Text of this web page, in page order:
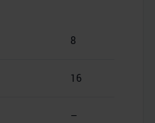
8
16
–